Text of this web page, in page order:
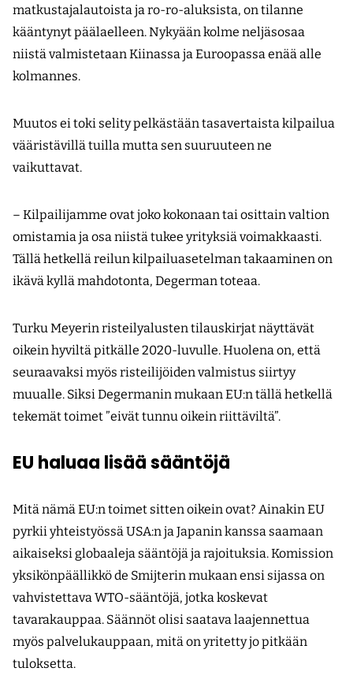
matkustajalautoista ja ro-ro-aluksista, on tilanne
kääntynyt päälaelleen. Nykyään kolme neljäsosaa
niistä valmistetaan Kiinassa ja Euroopassa enää alle
kolmannes.
Muutos ei toki selity pelkästään tasavertaista kilpailua
vääristävillä tuilla mutta sen suuruuteen ne
vaikuttavat.
– Kilpailijamme ovat joko kokonaan tai osittain valtion
omistamia ja osa niistä tukee yrityksiä voimakkaasti.
Tällä hetkellä reilun kilpailuasetelman takaaminen on
ikävä kyllä mahdotonta, Degerman toteaa.
Turku Meyerin risteilyalusten tilauskirjat näyttävät
oikein hyviltä pitkälle 2020-luvulle. Huolena on, että
seuraavaksi myös risteilijöiden valmistus siirtyy
muualle. Siksi Degermanin mukaan EU:n tällä hetkellä
tekemät toimet ”eivät tunnu oikein riittäviltä”.
EU haluaa lisää sääntöjä
Mitä nämä EU:n toimet sitten oikein ovat? Ainakin EU
pyrkii yhteistyössä USA:n ja Japanin kanssa saamaan
aikaiseksi globaaleja sääntöjä ja rajoituksia. Komission
yksikönpäällikkö de Smijterin mukaan ensi sijassa on
vahvistettava WTO-sääntöjä, jotka koskevat
tavarakauppaa. Säännöt olisi saatava laajennettua
myös palvelukauppaan, mitä on yritetty jo pitkään
tuloksetta.